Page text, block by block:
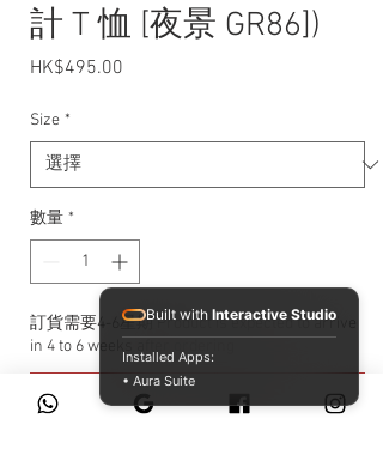
計 T 恤 [夜景 GR86])
HK$495.00
Size *
數量 *
訂貨需要4-6星期 Product is expected to arrive
in 4 to 6 weeks after ordering
Built with Interactive Studio
Installed Apps:
• Aura Suite